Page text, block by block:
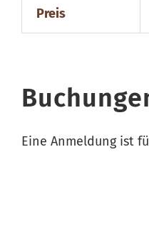
Preis
Eine Anmeldung ist